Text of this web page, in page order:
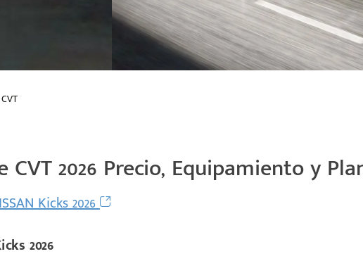
CVT 2026 Precio, Equipamiento y
Kicks 2026
2026